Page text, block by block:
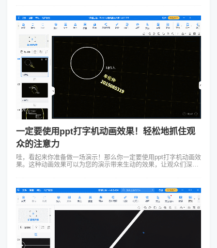
一定要使用ppt打字机动画效果！轻松地抓住观
众的注意力
哇，看起来你准备做一场演示！那么你一定要使用ppt打字机动画效
果。这种动画效果可以为您的演示带来生动的效果，让观众们深深